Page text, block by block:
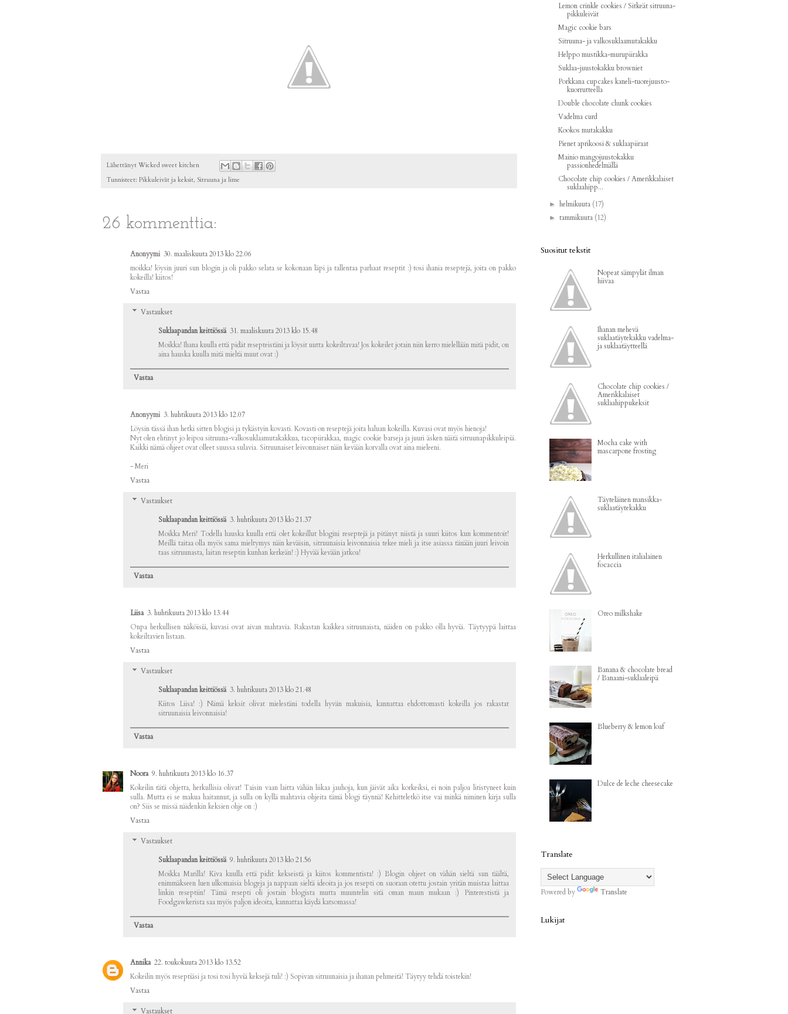
Lähettänyt Wicked sweet kitchen
Tunnisteet: Pikkuleivät ja keksit, Sitruuna ja lime
26 kommenttia:
Anonyymi 30. maaliskuuta 2013 klo 22.06
moikka! löysin juuri sun blogin ja oli pakko selata se kokonaan läpi ja tallentaa parhaat reseptit :) tosi ihania reseptejä, joita on pakko
kokeilla! kiitos!
Vastaa
Vastaukset
Suklaapandan keittiössä 31. maaliskuuta 2013 klo 15.48
Moikka! Ihana kuulla että pidät resepteistäni ja löysit uutta kokeiltavaa! Jos kokeilet jotain niin kerro mielellään mitä pidit, on
aina hauska kuulla mitä mieltä muut ovat :)
Vastaa
Anonyymi 3. huhtikuuta 2013 klo 12.07
Löysin tässä ihan hetki sitten blogisi ja tykästyin kovasti. Kovasti on reseptejä joita haluan kokeilla. Kuvasi ovat myös hienoja!
Nyt olen ehtinyt jo leipoa sitruuna-valkosuklaamutakakkua, tacopiirakkaa, magic cookie barseja ja juuri äsken näitä sitruunapikkuleipiä.
Kaikki nämä ohjeet ovat olleet suussa sulavia. Sitruunaiset leivonnaiset näin kevään korvalla ovat aina mieleeni.
- Meri
Vastaa
Vastaukset
Suklaapandan keittiössä 3. huhtikuuta 2013 klo 21.37
Moikka Meri! Todella hauska kuulla että olet kokeillut blogini reseptejä ja pitänyt niistä ja suuri kiitos kun kommentoit!
Meillä taitaa olla myös sama mieltymys näin keväisin, sitruunaisia leivonnaisia tekee mieli ja itse asiassa tänään juuri leivoin
taas sitruunasta, laitan reseptin kunhan kerkeän! :) Hyvää kevään jatkoa!
Vastaa
Liisa 3. huhtikuuta 2013 klo 13.44
Onpa herkullisen näköisiä, kuvasi ovat aivan mahtavia. Rakastan kaikkea sitruunaista, näiden on pakko olla hyviä. Täytyypä laittaa
kokeiltavien listaan.
Vastaa
Vastaukset
Suklaapandan keittiössä 3. huhtikuuta 2013 klo 21.48
Kiitos Liisa! :) Nämä keksit olivat mielestäni todella hyvän makuisia, kannattaa ehdottomasti kokeilla jos rakastat
sitruunaisia leivonnaisia!
Vastaa
Noora 9. huhtikuuta 2013 klo 16.37
Kokeilin tätä ohjetta, herkullisia olivat! Taisin vaan laitta vähän liikaa jauhoja, kun jäivät aika korkeiksi, ei noin paljoa litistyneet kuin
sulla. Mutta ei se makua haitannut, ja sulla on kyllä mahtavia ohjeita tämä blogi täynnä! Kehitteletkö itse vai minkä niminen kirja sulla
on? Siis se missä näidenkin keksien ohje on :)
Vastaa
Vastaukset
Suklaapandan keittiössä 9. huhtikuuta 2013 klo 21.56
Moikka Marilla! Kiva kuulla että pidit kekseistä ja kiitos kommentista! :) Blogin ohjeet on vähän sieltä sun täältä,
enimmäkseen luen ulkomaisia blogeja ja nappaan sieltä ideoita ja jos resepti on suoraan otettu jostain yritän muistaa laittaa
linkin reseptiin! Tämä resepti oli jostain blogista mutta muuntelin sitä oman maun mukaan :) Pinterestistä ja
Foodgawkerista saa myös paljon ideoita, kannattaa käydä katsomassa!
Vastaa
Annika 22. toukokuuta 2013 klo 13.52
Kokeilin myös reseptiäsi ja tosi tosi hyviä keksejä tuli! :) Sopivan sitruunaisia ja ihanan pehmeitä! Täytyy tehdä toistekin!
Vastaa
Vastaukset
Lemon crinkle cookies / Sitkeät sitruuna-
pikkuleivät
Magic cookie bars
Sitruuna- ja valkosuklaamutakakku
Helppo mustikka-murupiirakka
Suklaa-juustokakku browniet
Porkkana cupcakes kaneli-tuorejuusto-
kuorrutteella
Double chocolate chunk cookies
Vadelma curd
Kookos mutakakku
Pienet aprikoosi & suklaapiiraat
Mainio mangojuustokakku
passionhedelmällä
Chocolate chip cookies / Amerikkalaiset
suklaahipp...
►helmikuuta (17)
►tammikuuta (12)
Suositut tekstit
Nopeat sämpylät ilman
hiivaa
Ihanan mehevä
suklaatäytekakku vadelma-
ja suklaatäytteellä
Chocolate chip cookies /
Amerikkalaiset
suklaahippukeksit
Mocha cake with
mascarpone frosting
Täyteläinen mansikka-
suklaatäytekakku
Herkullinen italialainen
focaccia
Oreo milkshake
Banana & chocolate bread
/ Banaani-suklaaleipä
Blueberry & lemon loaf
Dulce de leche cheesecake
Translate
Powered by Translate
Lukijat